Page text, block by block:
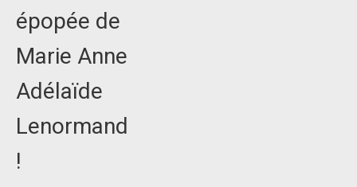
épopée de
Marie Anne
Adélaïde
Lenormand
!